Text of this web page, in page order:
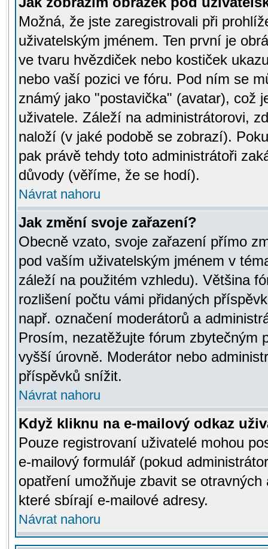
Možná, že jste zaregistrovali při
uživatelským jménem. Ten první je
ve tvaru hvězdiček nebo kostiček
nebo vaší pozici ve fóru. Pod ním se
známý jako "postavička" (avatar), což
uživatele. Záleží na administrátorovi,
naloží (v jaké podobě se zobrazí).
pak právě tehdy toto administrátoři
důvody (věříme, že se hodí).
Návrat nahoru
Jak změní svoje zařazení?
Obecně vzato, svoje zařazení přímo
pod vaším uživatelským jménem v
záleží na použitém vzhledu). Většina
rozlišení počtu vámi přidaných
např. označení moderátorů a
Prosím, nezatěžujte fórum zbytečným
vyšší úrovně. Moderátor nebo
příspěvků snížit.
Návrat nahoru
Když kliknu na e-mailový odkaz
Pouze registrovaní uživatelé mohou
e-mailový formulář (pokud
opatření umožňuje zbavit se
které sbírají e-mailové adresy.
Návrat nahoru